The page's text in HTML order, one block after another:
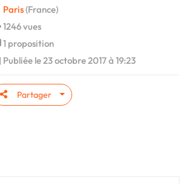
Paris(France)
1246 vues
1 proposition
Publiée le 23 octobre 2017 à 19:23
Partager